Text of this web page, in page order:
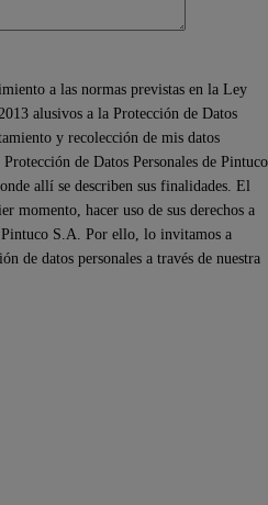
a las normas previstas en la Ley
alusivos a la Protección de Datos
y recolección de mis datos
de Datos Personales de Pintuco
allí se describen sus finalidades. El
momento, hacer uso de sus derechos a
Pintuco S.A. Por ello, lo invitamos a
de datos personales a través de nuestra